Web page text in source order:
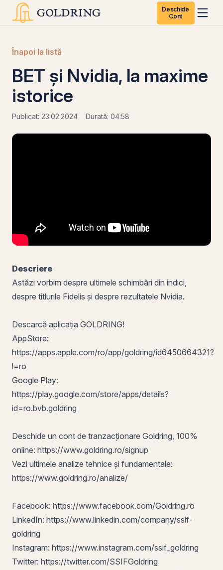
Deschide
Cont
Înapoi la listă
BET și Nvidia, la maxime
istorice
Publicat: 23.02.2024 Durată: 04:58
Descriere
Astăzi vorbim despre ultimele schimbări din indici,
despre titlurile Fidelis și despre rezultatele Nvidia.
Descarcă aplicația GOLDRING!
AppStore:
https://apps.apple.com/ro/app/goldring/id6450664321?
l=ro
Google Play:
https://play.google.com/store/apps/details?
id=ro.bvb.goldring
Deschide un cont de tranzacționare Goldring, 100%
online: https://www.goldring.ro/signup
Vezi ultimele analize tehnice și fundamentale:
https://www.goldring.ro/analize/
Facebook: https://www.facebook.com/Goldring.ro
LinkedIn: https://www.linkedin.com/company/ssif-
goldring
Instagram: https://www.instagram.com/ssif_goldring
Twitter: https://twitter.com/SSIFGoldring